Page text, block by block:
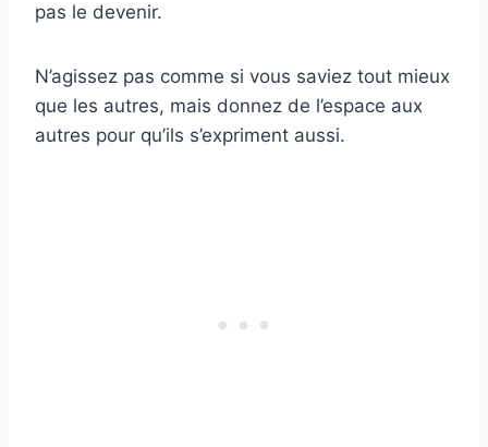
pas le devenir.
N’agissez pas comme si vous saviez tout mieux
que les autres, mais donnez de l’espace aux
autres pour qu’ils s’expriment aussi.